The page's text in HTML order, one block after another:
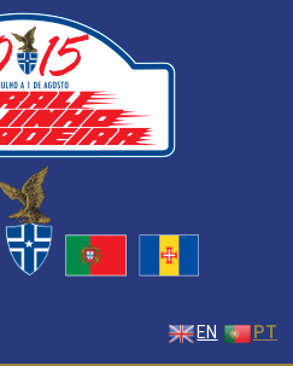
EN PT